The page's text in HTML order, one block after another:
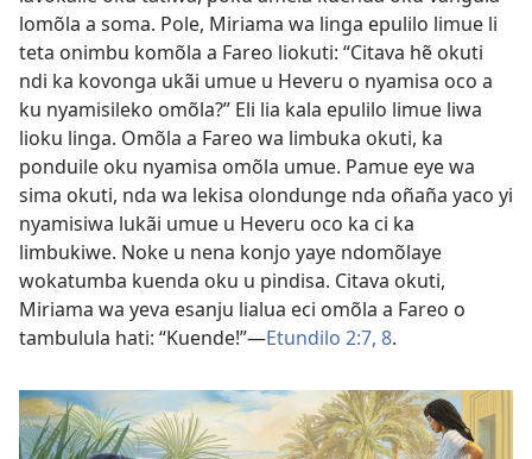
lomõla a soma. Pole, Miriama wa linga epulilo limue li
teta onimbu komõla a Fareo liokuti: “Citava hẽ okuti
ndi ka kovonga ukãi umue u Heveru o nyamisa oco a
ku nyamisileko omõla?” Eli lia kala epulilo limue liwa
lioku linga. Omõla a Fareo wa limbuka okuti, ka
ponduile oku nyamisa omõla umue. Pamue eye wa
sima okuti, nda wa lekisa olondunge nda oñaña yaco yi
nyamisiwa lukãi umue u Heveru oco ka ci ka
limbukiwe. Noke u nena konjo yaye ndomõlaye
wokatumba kuenda oku u pindisa. Citava okuti,
Miriama wa yeva esanju lialua eci omõla a Fareo o
tambulula hati: “Kuende!”—Etundilo 2:7, 8.